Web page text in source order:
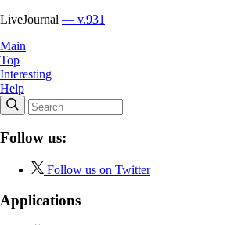
LiveJournal — v.931
Main
Top
Interesting
Help
Follow us:
Follow us on Twitter
Applications